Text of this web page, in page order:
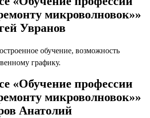
микроволновок»»
Увранов
обучение, возможность
графику.
«Обучение профессии
микроволновок»»
Анатолий